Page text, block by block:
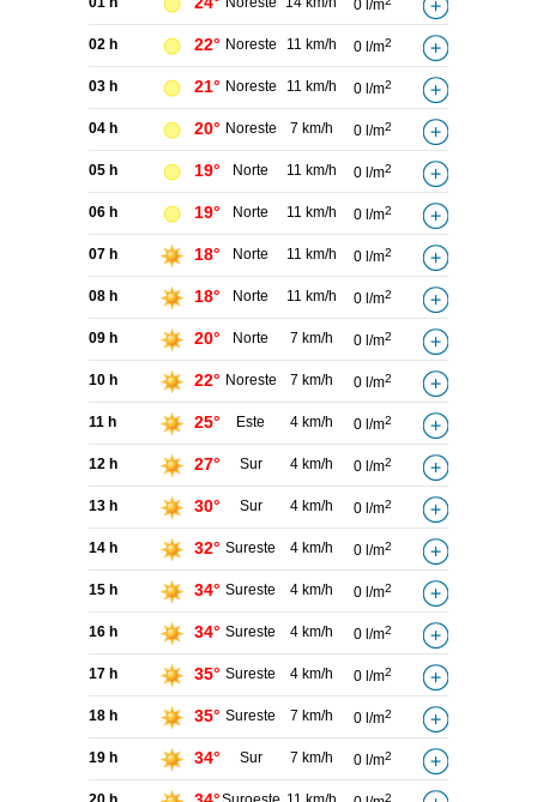
0 l/m
02 h 22° Noreste 11 km/h 0 l/m2
03 h 21° Noreste 11 km/h 0 l/m2
04 h 20° Noreste 7 km/h 0 l/m2
05 h 19° Norte 11 km/h 0 l/m2
06 h 19° Norte 11 km/h 0 l/m2
07 h 18° Norte 11 km/h 0 l/m2
08 h 18° Norte 11 km/h 0 l/m2
09 h 20° Norte 7 km/h 0 l/m2
10 h 22° Noreste 7 km/h 0 l/m2
11 h 25° Este 4 km/h 0 l/m2
12 h 27° Sur 4 km/h 0 l/m2
13 h 30° Sur 4 km/h 0 l/m2
14 h 32° Sureste 4 km/h 0 l/m2
15 h 34° Sureste 4 km/h 0 l/m2
16 h 34° Sureste 4 km/h 0 l/m2
17 h 35° Sureste 4 km/h 0 l/m2
18 h 35° Sureste 7 km/h 0 l/m2
19 h 34° Sur 7 km/h 0 l/m2
2